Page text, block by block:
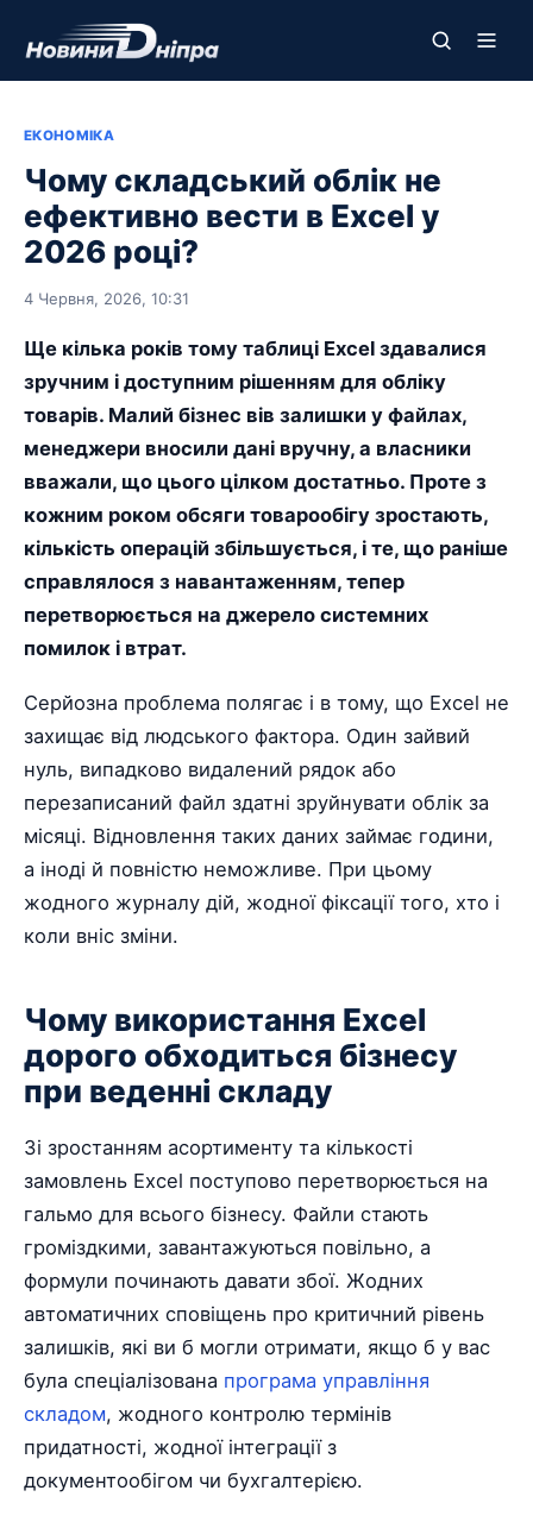
ЕКОНОМІКА
Чому складський облік не
ефективно вести в Excel у
2026 році?
4 Червня, 2026, 10:31
Ще кілька років тому таблиці Excel здавалися
зручним і доступним рішенням для обліку
товарів. Малий бізнес вів залишки у файлах,
менеджери вносили дані вручну, а власники
вважали, що цього цілком достатньо. Проте з
кожним роком обсяги товарообігу зростають,
кількість операцій збільшується, і те, що раніше
справлялося з навантаженням, тепер
перетворюється на джерело системних
помилок і втрат.
Серйозна проблема полягає і в тому, що Excel не
захищає від людського фактора. Один зайвий
нуль, випадково видалений рядок або
перезаписаний файл здатні зруйнувати облік за
місяці. Відновлення таких даних займає години,
а іноді й повністю неможливе. При цьому
жодного журналу дій, жодної фіксації того, хто і
коли вніс зміни.
Чому використання Excel
дорого обходиться бізнесу
при веденні складу
Зі зростанням асортименту та кількості
замовлень Excel поступово перетворюється на
гальмо для всього бізнесу. Файли стають
громіздкими, завантажуються повільно, а
формули починають давати збої. Жодних
автоматичних сповіщень про критичний рівень
залишків, які ви б могли отримати, якщо б у вас
була спеціалізована програма управління
складом, жодного контролю термінів
придатності, жодної інтеграції з
документообігом чи бухгалтерією.